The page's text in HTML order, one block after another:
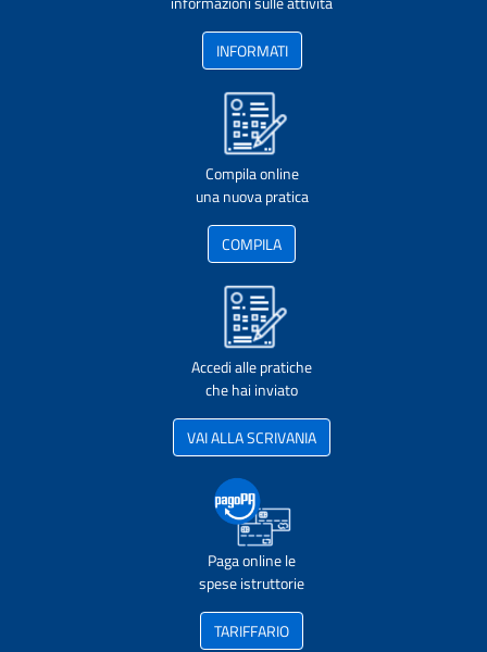
INFORMATI
Compila online
una nuova pratica
COMPILA
Accedi alle pratiche
che hai inviato
VAI ALLA SCRIVANIA
Paga online le
spese istruttorie
TARIFFARIO